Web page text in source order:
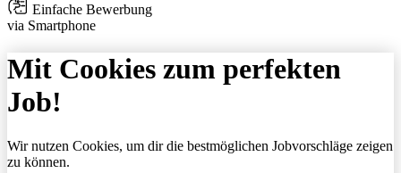
Einfache Bewerbung
via Smartphone
Mit Cookies zum perfekten
Job!
Wir nutzen Cookies, um dir die bestmöglichen Jobvorschläge zeigen
zu können.